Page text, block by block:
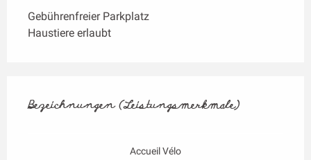
Gebührenfreier Parkplatz
Haustiere erlaubt
Bezeichnungen (Leistungsmerkmale)
Bezeichnungen (Leistungsmerkmale)
Accueil Vélo